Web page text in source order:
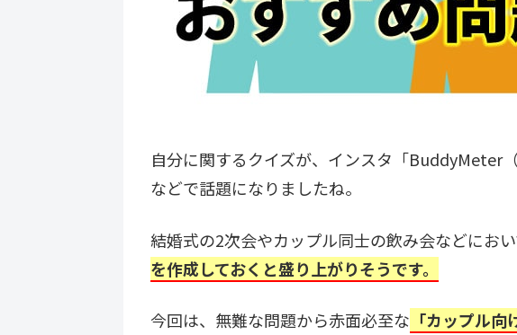
自分に関するクイズが、インスタ「BuddyMeter
などで話題になりましたね。
結婚式の2次会やカップル同士の飲み会などにおい
を作成しておくと盛り上がりそうです。
今回は、無難な問題から赤面必至な 「カップル